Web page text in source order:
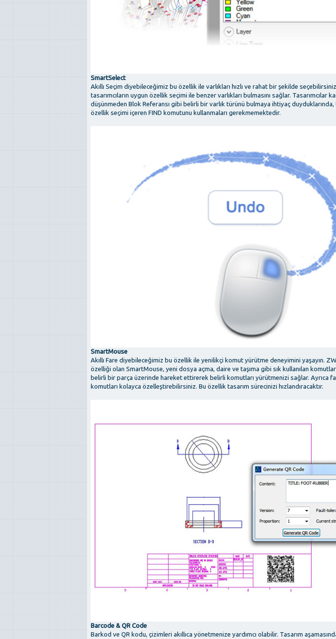
SmartSelect
Akıllı Seçim diyebileceğimiz bu özellik ile varlıkları hızlı ve rahat bir şekilde
tasarımcıların uygun özellik seçimi ile benzer varlıkları bulmasını sağlar. Tasarımcılar
düşünmeden Blok Referansı gibi belirli bir varlık türünü bulmaya ihtiyaç duyduklarında,
özellik seçimi içeren FIND komutunu kullanmaları gerekmemektedir.
SmartMouse
Akıllı Fare diyebileceğimiz bu özellik ile yenilikçi komut yürütme deneyimini yaşayın.
özelliği olan SmartMouse, yeni dosya açma, daire ve taşıma gibi sık kullanılan
belirli bir parça üzerinde hareket ettirerek belirli komutları yürütmenizi sağlar. Ayrıca
komutları kolayca özelleştirebilirsiniz. Bu özellik tasarım sürecinizi hızlandıracaktır.
Barcode & QR Code
Barkod ve QR kodu, çizimleri akıllıca yönetmenize yardımcı olabilir. Tasarım